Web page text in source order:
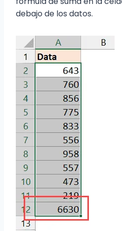
debajo de los datos.